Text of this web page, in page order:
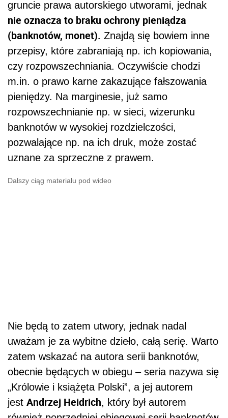
gruncie prawa autorskiego utworami, jednak
nie oznacza to braku ochrony pieniądza
(banknotów, monet). Znajdą się bowiem inne
przepisy, które zabraniają np. ich kopiowania,
czy rozpowszechniania. Oczywiście chodzi
m.in. o prawo karne zakazujące fałszowania
pieniędzy. Na marginesie, już samo
rozpowszechnianie np. w sieci, wizerunku
banknotów w wysokiej rozdzielczości,
pozwalające np. na ich druk, może zostać
uznane za sprzeczne z prawem.
Dalszy ciąg materiału pod wideo
Nie będą to zatem utwory, jednak nadal
uważam je za wybitne dzieło, całą serię. Warto
zatem wskazać na autora serii banknotów,
obecnie będących w obiegu – seria nazywa się
„Królowie i książęta Polski”, a jej autorem
jest Andrzej Heidrich, który był autorem